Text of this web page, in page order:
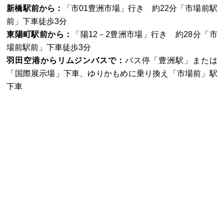
新橋駅前から：
「市01豊洲市場」行き 約22分「市場前駅
前」下車徒歩3分
東陽町駅前から：
「陽12－2豊洲市場」行き 約28分「市
場前駅前」下車徒歩3分
羽田空港からリムジンバスで： バス停「豊洲駅」または
「国際展示場」下車、ゆりかもめに乗り換え「市場前」駅
下車